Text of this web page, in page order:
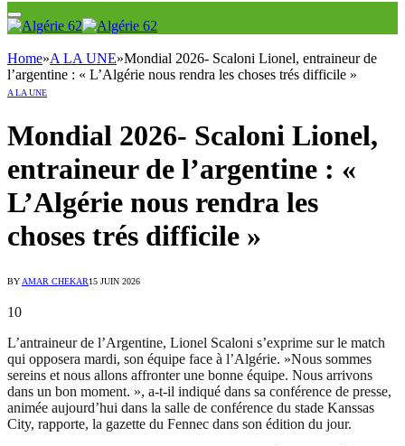
Home»A LA UNE»Mondial 2026- Scaloni Lionel, entraineur de
l’argentine : « L’Algérie nous rendra les choses trés difficile »
A LA UNE
Mondial 2026- Scaloni Lionel,
entraineur de l’argentine : «
L’Algérie nous rendra les
choses trés difficile »
BYAMAR CHEKAR15 JUIN 2026
10
L’antraineur de l’Argentine, Lionel Scaloni s’exprime sur le match
qui opposera mardi, son équipe face à l’Algérie. »Nous sommes
sereins et nous allons affronter une bonne équipe. Nous arrivons
dans un bon moment. », a-t-il indiqué dans sa conférence de presse,
animée aujourd’hui dans la salle de conférence du stade Kanssas
City, rapporte, la gazette du Fennec dans son édition du jour.